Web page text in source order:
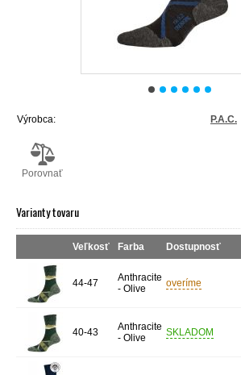
Výrobca: P.A.C.
Porovnať
Varianty tovaru
Veľkosť Farba Dostupnosť
44-47
Anthracite
- Olive
overíme
40-43
Anthracite
- Olive
SKLADOM